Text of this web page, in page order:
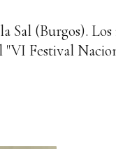
Sal (Burgos).
Festival